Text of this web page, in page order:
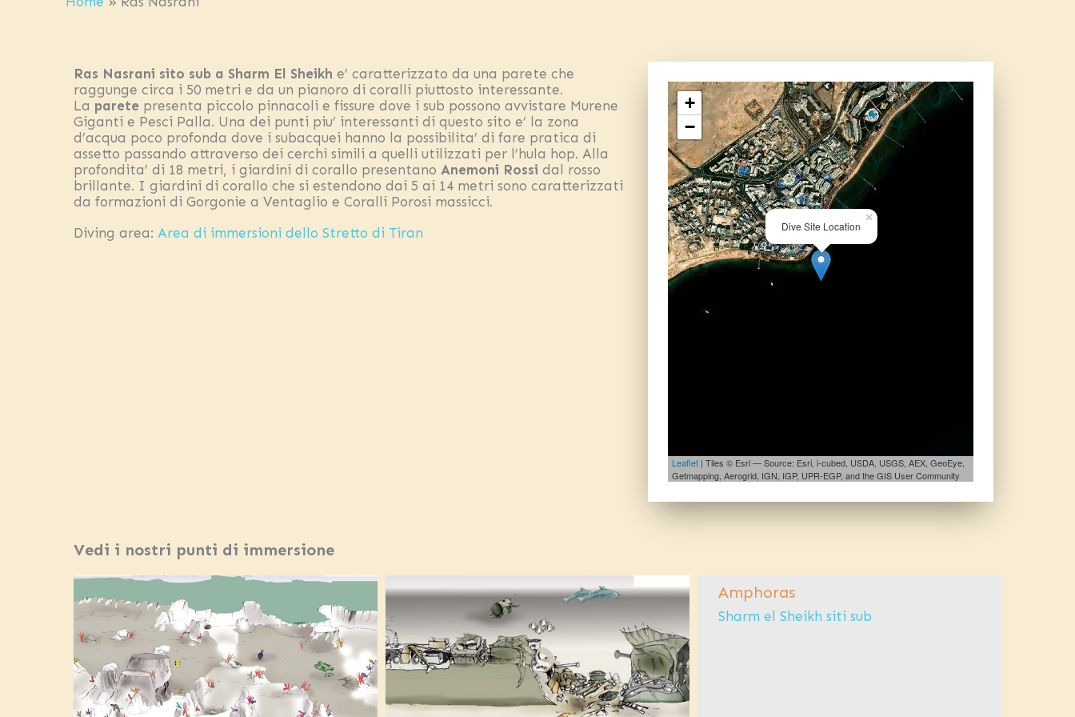
Ras Nasrani sito sub a Sharm El Sheikh e’ caratterizzato da una parete che
raggunge circa i 50 metri e da un pianoro di coralli piuttosto interessante.
La parete presenta piccolo pinnacoli e fissure dove i sub possono avvistare Murene
Giganti e Pesci Palla. Una dei punti piu’ interessanti di questo sito e’ la zona
d’acqua poco profonda dove i subacquei hanno la possibilita’ di fare pratica di
assetto passando attraverso dei cerchi simili a quelli utilizzati per l’hula hop. Alla
profondita’ di 18 metri, i giardini di corallo presentano Anemoni Rossi dal rosso
brillante. I giardini di corallo che si estendono dai 5 ai 14 metri sono caratterizzati
da formazioni di Gorgonie a Ventaglio e Coralli Porosi massicci.
Diving area: Area di immersioni dello Stretto di Tiran Dive Site Location
×
+
−
Leaflet | Tiles © Esri — Source: Esri, i-cubed, USDA, USGS, AEX, GeoEye,
Getmapping, Aerogrid, IGN, IGP, UPR-EGP, and the GIS User Community
Vedi i nostri punti di immersione
Amphoras
Sharm el Sheikh siti sub